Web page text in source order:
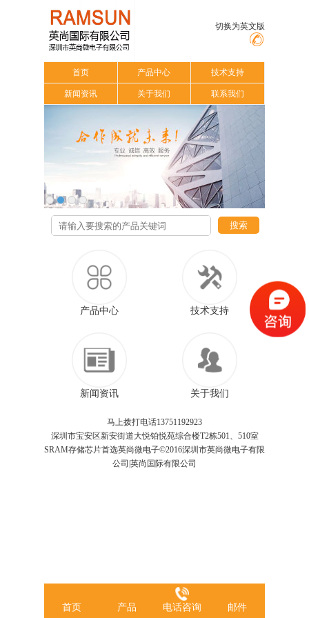
切换为英文版
首页 产品中心 技术支持
新闻资讯 关于我们 联系我们
搜索
产品中心 技术支持
新闻资讯 关于我们
马上拨打电话13751192923
深圳市宝安区新安街道大悦铂悦苑综合楼T2栋501、510室
SRAM存储芯片首选英尚微电子©2016深圳市英尚微电子有限
公司|英尚国际有限公司
首页 产品 电话咨询 邮件